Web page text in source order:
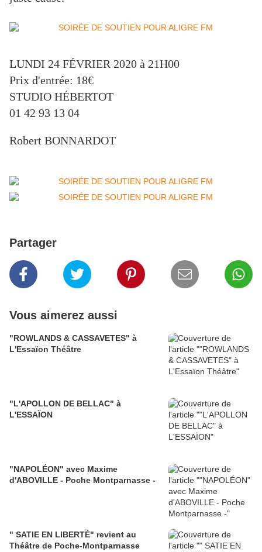
LUNDI 24 FÉVRIER 2020 à 21H00
Prix d'entrée: 18€
STUDIO HÉBERTOT
01 42 93 13 04
Robert BONNARDOT
Partager
Vous aimerez aussi
"ROWLANDS & CASSAVETES" à
L'Essaïon Théâtre
"L'APOLLON DE BELLAC" à
L'ESSAÏON
"NAPOLÉON" avec Maxime
d'ABOVILLE - Poche Montparnasse -
" SATIE EN LIBERTÉ" revient au
Théâtre de Poche-Montparnasse